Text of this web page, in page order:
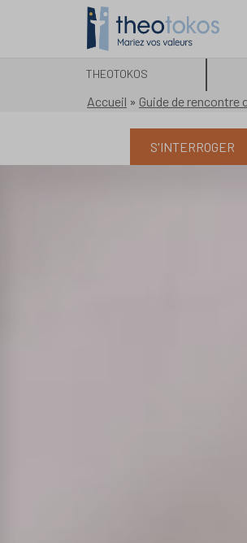
THEOTOKOS
Accueil » Guide de rencontre
S'INTERROGER